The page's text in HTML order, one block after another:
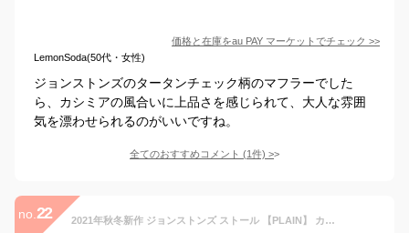
価格と在庫をau PAY マーケット でチェック >>
LemonSoda(50代・女性)
ジョンストンズのタータンチェック柄のマフラーでした
ら、カシミアの風合いに上品さを感じられて、大人な雰囲
気を漂わせられるのがいいですね。
全てのおすすめコメント (1件) >
no. 22 2021年秋冬新作 ジョンストンズ ストール 【PLAIN】 カシミヤ(無地) 大判 190×70cm WA000056 選べるカラー JOHNSTONS 【zkk】【hkc】【2021AW】【jnb】